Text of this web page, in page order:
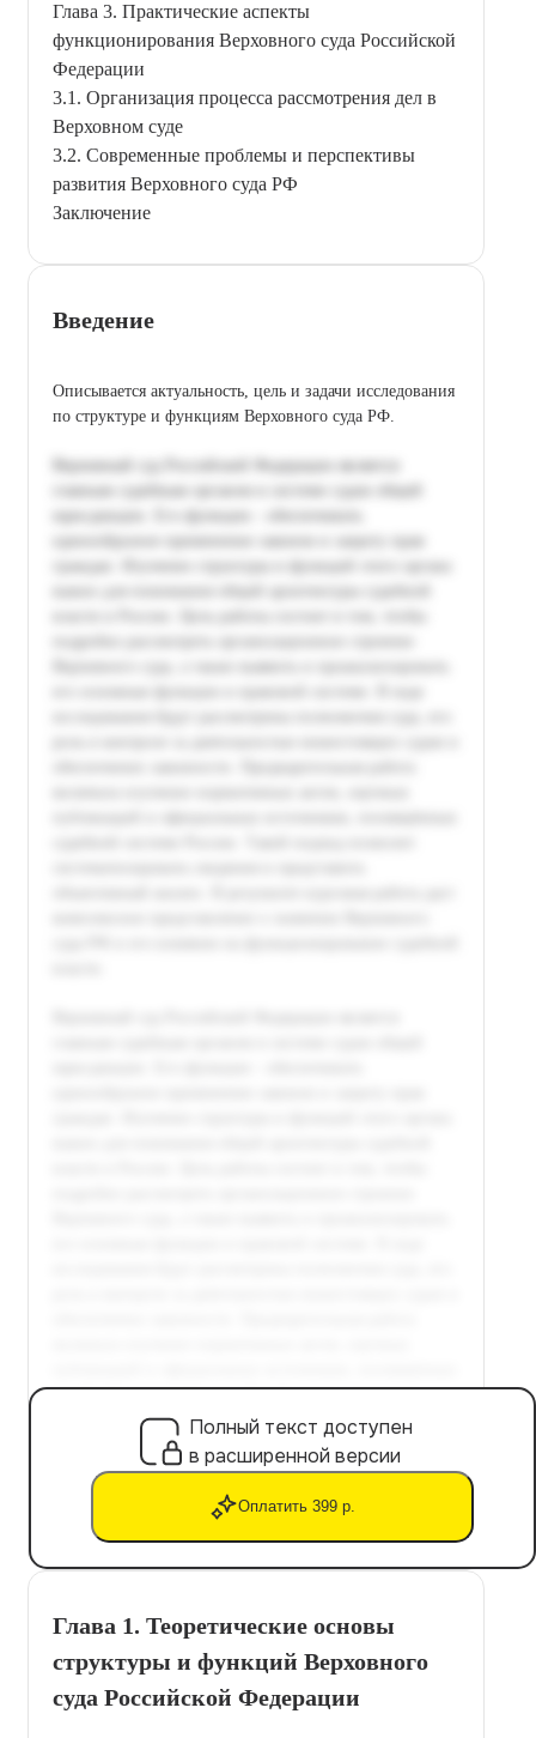
Глава 3. Практические аспекты
функционирования Верховного суда Российской
Федерации
3.1. Организация процесса рассмотрения дел в
Верховном суде
3.2. Современные проблемы и перспективы
развития Верховного суда РФ
Заключение
Введение
Описывается актуальность, цель и задачи исследования
по структуре и функциям Верховного суда РФ.
Полный текст доступен
в расширенной версии
Оплатить 399 р.
Глава 1. Теоретические основы
структуры и функций Верховного
суда Российской Федерации